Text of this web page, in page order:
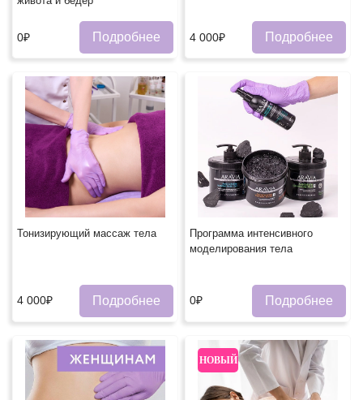
0₽ Подробнее 4 000₽ Подробнее
Тонизирующий массаж тела
4 000₽ Подробнее
Программа интенсивного
моделирования тела
0₽ Подробнее
НОВЫЙ